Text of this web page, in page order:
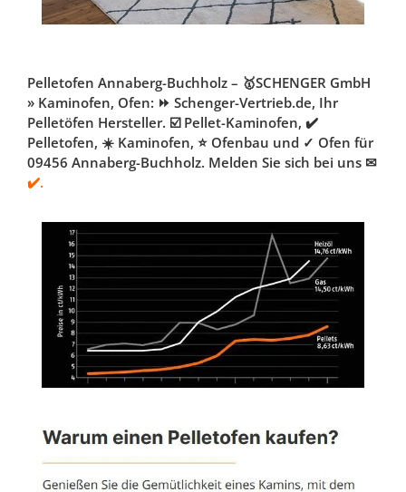
Pelletofen Annaberg-Buchholz – 🥇SCHENGER GmbH
» Kaminofen, Ofen: ⏩ Schenger-Vertrieb.de, Ihr
Pelletöfen Hersteller. ☑️ Pellet-Kaminofen, ✔️
Pelletofen, ☀️ Kaminofen, ⭐ Ofenbau und ✓ Ofen für
09456 Annaberg-Buchholz. Melden Sie sich bei uns ✉
✔️.